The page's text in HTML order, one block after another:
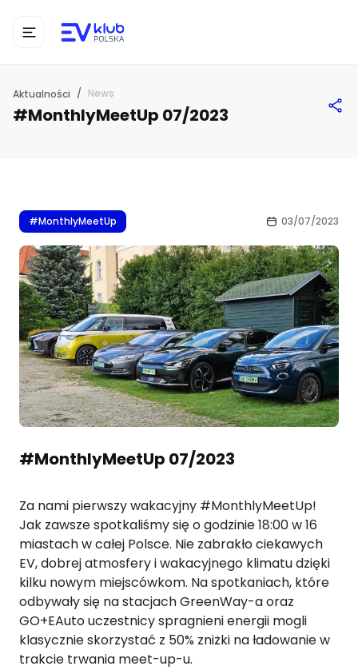
Aktualności / News
#MonthlyMeetUp 07/2023
#MonthlyMeetUp 03/07/2023
#MonthlyMeetUp 07/2023
Za nami pierwszy wakacyjny #MonthlyMeetUp!
Jak zawsze spotkaliśmy się o godzinie 18:00 w 16
miastach w całej Polsce. Nie zabrakło ciekawych
EV, dobrej atmosfery i wakacyjnego klimatu dzięki
kilku nowym miejscówkom. Na spotkaniach, które
odbywały się na stacjach GreenWay-a oraz
GO+EAuto uczestnicy spragnieni energii mogli
klasycznie skorzystać z 50% zniżki na ładowanie w
trakcie trwania meet-up-u.